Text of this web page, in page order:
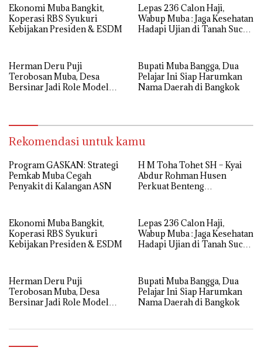
Ekonomi Muba Bangkit,
Koperasi RBS Syukuri
Kebijakan Presiden & ESDM
Lepas 236 Calon Haji,
Wabup Muba : Jaga Kesehatan
Hadapi Ujian di Tanah Suci
Herman Deru Puji
Terobosan Muba, Desa
Bersinar Jadi Role Model
Bupati Muba Bangga, Dua
Pelajar Ini Siap Harumkan
Nama Daerah di Bangkok
Rekomendasi untuk kamu
Program GASKAN: Strategi
Pemkab Muba Cegah
Penyakit di Kalangan ASN
H M Toha Tohet SH – Kyai
Abdur Rohman Husen
Perkuat Benteng
Ekonomi Muba Bangkit,
Koperasi RBS Syukuri
Kebijakan Presiden & ESDM
Lepas 236 Calon Haji,
Wabup Muba : Jaga Kesehatan
Hadapi Ujian di Tanah Suci
Herman Deru Puji
Terobosan Muba, Desa
Bersinar Jadi Role Model
Bupati Muba Bangga, Dua
Pelajar Ini Siap Harumkan
Nama Daerah di Bangkok